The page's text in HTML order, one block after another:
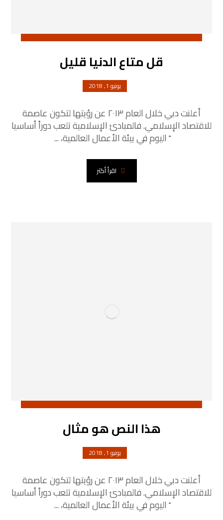
قل متاع الدنيا قليل
يونيو 1, 2018
أعلنت دبي خلال العام ٢٠١٣ عن رؤيتها لتكون عاصمة
للاقتصاد الإسلامي. فالمبادئ الإسلامية تلعب دوراً أساسيا
ً اليوم في بيئة الأعمال العالمية، ...
اقرأ أكثر
هذا النص هو مثال
يونيو 1, 2018
أعلنت دبي خلال العام ٢٠١٣ عن رؤيتها لتكون عاصمة
للاقتصاد الإسلامي. فالمبادئ الإسلامية تلعب دوراً أساسيا
ً اليوم في بيئة الأعمال العالمية، ...